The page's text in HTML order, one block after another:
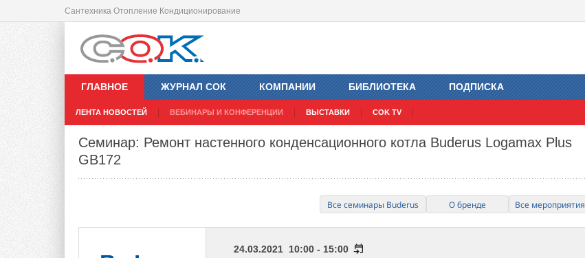
Сантехника Отопление Кондиционирование
ГЛАВНОЕ
ЛЕНТА НОВОСТЕЙ ВЕБИНАРЫ И КОНФЕРЕНЦИИ ВЫСТАВКИ COK TV
ЖУРНАЛ СОК КОМПАНИИ БИБЛИОТЕКА ПОДПИСКА
Семинар: Ремонт настенного конденсационного котла Buderus Logamax Plus
GB172
Все семинары Buderus О бренде Все мероприятия
24.03.2021 10:00 - 15:00